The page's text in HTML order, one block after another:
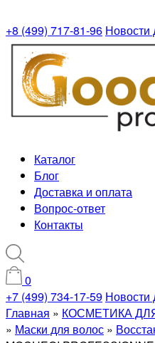
+8 (499) 717-81-96 Новости
Каталог
Блог
Доставка и оплата
Вопрос-ответ
Контакты
0
+7 (499) 734-17-59 Новости
Главная » КОСМЕТИКА
» Маски для волос »